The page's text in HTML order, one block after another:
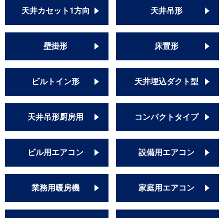
天井カセット1方向 天井吊形
壁掛形 床置形
ビルトイン形 天井埋込ダクト型
天井吊形厨房用 コンパクトタイプ
ビル用エアコン 設備用エアコン
業務用暖房機 家庭用エアコン